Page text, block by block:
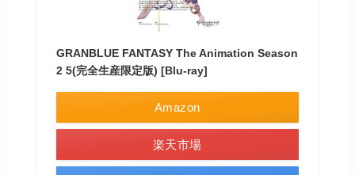
GRANBLUE FANTASY The Animation Season
2 5(完全生産限定版) [Blu-ray]
Amazon
楽天市場